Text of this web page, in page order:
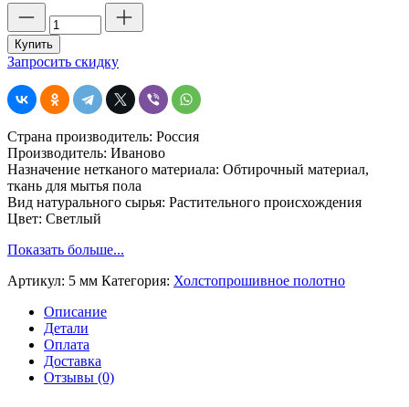
Количество
товара
Холстопрошивное
полотно
м,
светлое
5мм.
ш.
80
см.
пл.
160
Купить
Запросить скидку
Страна производитель: Россия
Производитель: Иваново
Назначение нетканого материала: Обтирочный материал,
ткань для мытья пола
Вид натурального сырья: Растительного происхождения
Цвет: Светлый
Показать больше...
Артикул: 5 мм Категория: Холстопрошивное полотно
Описание
Детали
Оплата
Доставка
Отзывы (0)